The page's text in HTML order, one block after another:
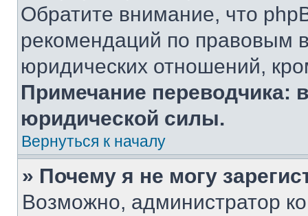
Обратите внимание, что
рекомендаций по правовым
юридических отношений,
Примечание переводчика:
юридической силы.
Вернуться к началу
» Почему я не могу
Возможно, администратор